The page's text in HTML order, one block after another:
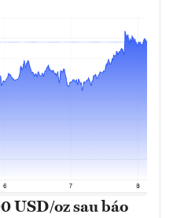
USD/oz sau báo